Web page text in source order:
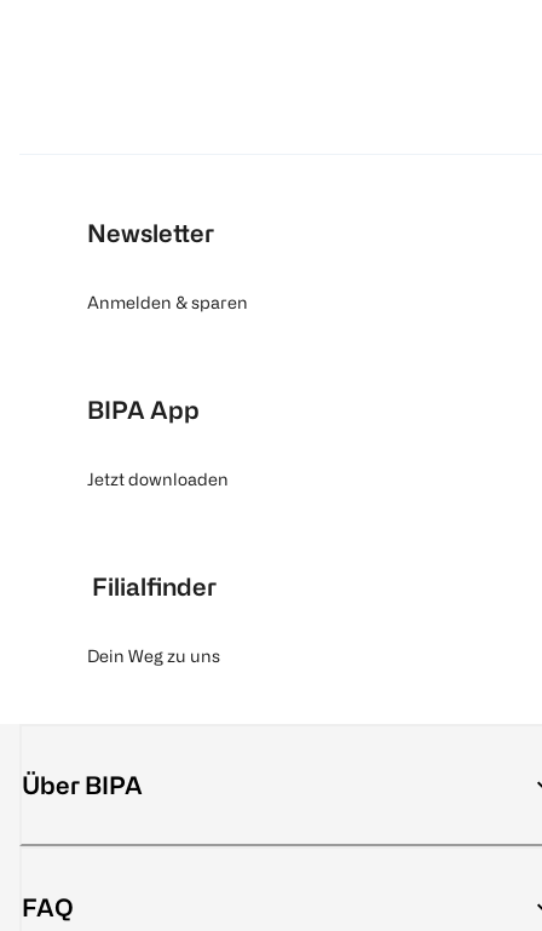
Newsletter
Anmelden & sparen
BIPA App
Jetzt downloaden
Filialfinder
Dein Weg zu uns
Über BIPA
FAQ